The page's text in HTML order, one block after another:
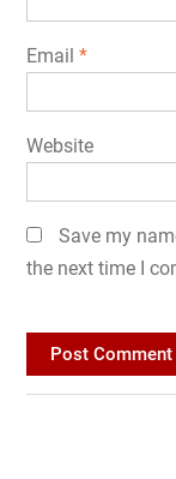
Email *
Website
Save my
the next time I